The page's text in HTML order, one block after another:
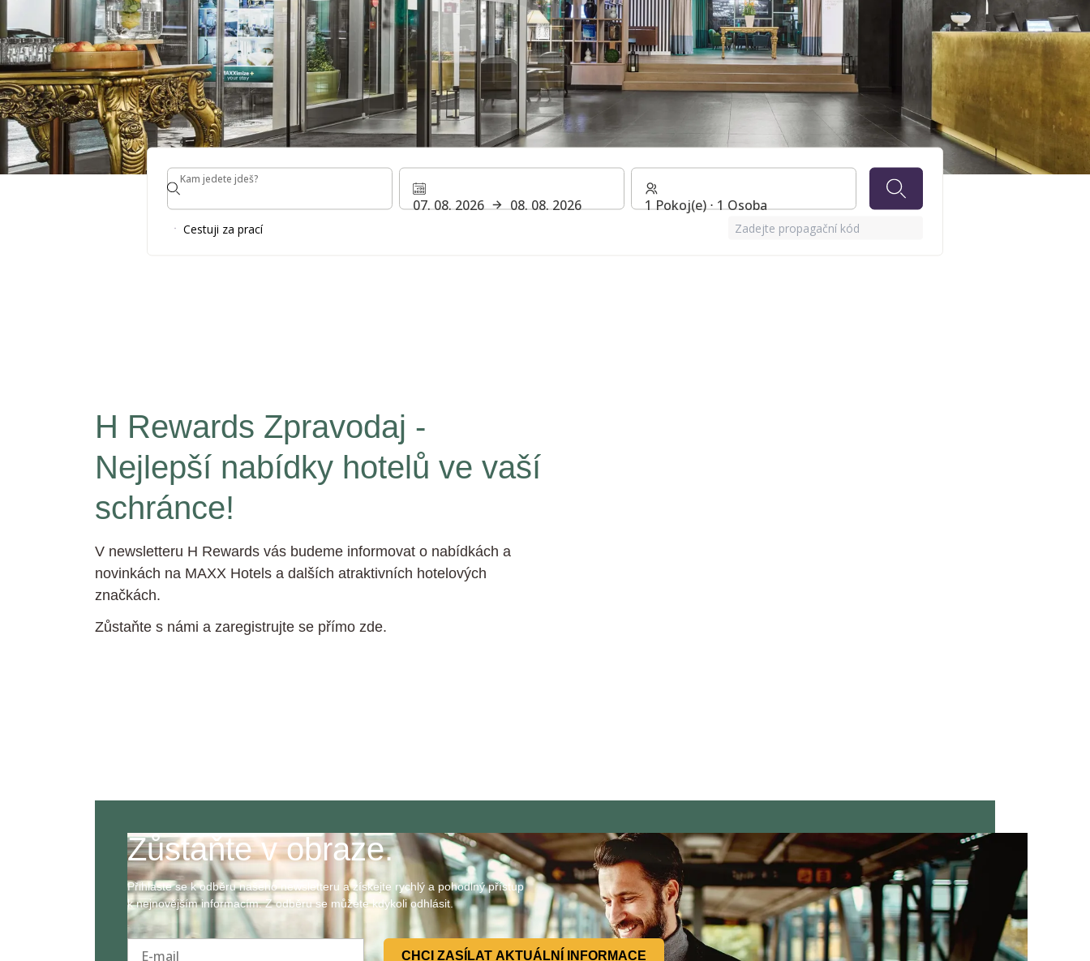
MAXX Hotels & mnohem více - se Zpravodajem H
Rewards
Kam jedete jdeš?
Kam jedete jdeš?
07. 08. 2026 08. 08. 2026 1 Pokoj(e) ⋅ 1 Osoba
Cestuji za prací Zadejte propagační kód
H Rewards Zpravodaj -
Nejlepší nabídky hotelů ve vaší
schránce!
V newsletteru H Rewards vás budeme informovat o nabídkách a
novinkách na MAXX Hotels a dalších atraktivních hotelových
značkách.
Zůstaňte s námi a zaregistrujte se přímo zde.
Zůstaňte v obraze.
Přihlaste se k odběru našeho newsletteru a získejte rychlý a pohodlný přístup
k nejnovějším informacím. Z odběru se můžete kdykoli odhlásit.
E-mail CHCI ZASÍLAT AKTUÁLNÍ INFORMACE